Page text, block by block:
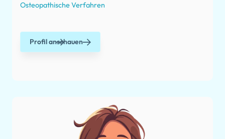
Osteopathische Verfahren
Profil anschauen